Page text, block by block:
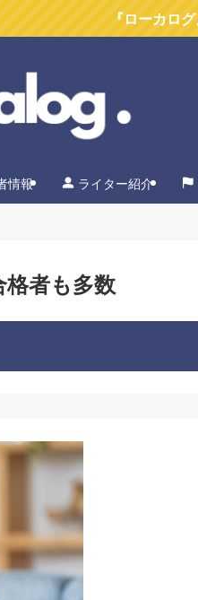
『ローカログ』の
情報 ライター紹介
者も多数